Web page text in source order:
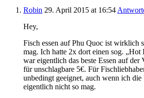
Robin 29. April 2015 at 16:54
Hey,
Fisch essen auf Phu Quoc ist wirklich
mag. Ich hatte 2x dort einen sog. „Hot
war eigentlich das beste Essen auf der
für unschlagbare 5€. Für
unbedingt geeignet, auch wenn ich die
eigentlich nicht so mag.